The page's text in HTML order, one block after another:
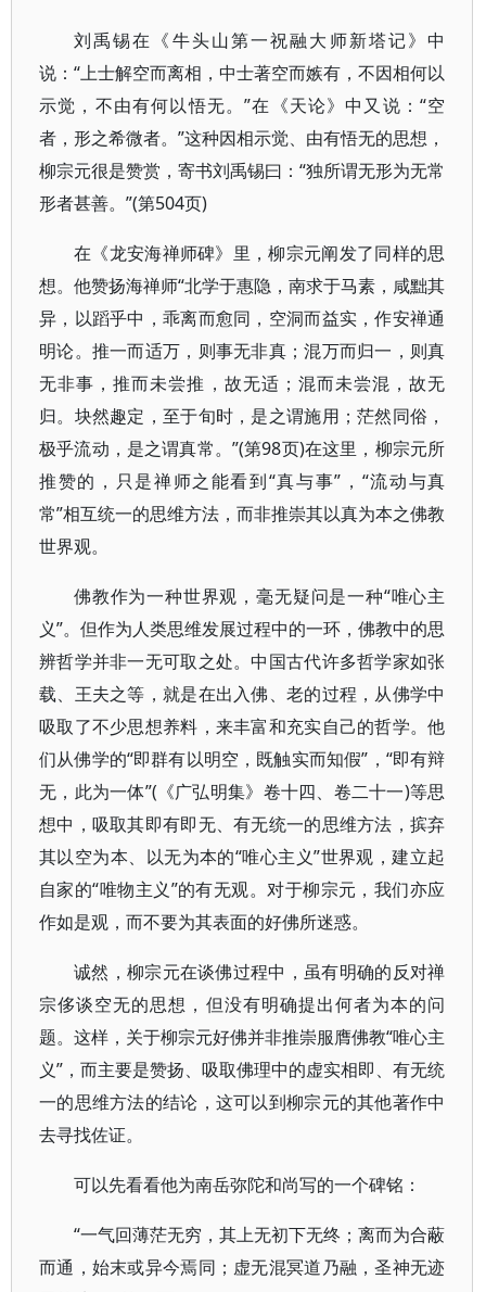
刘禹锡在《牛头山第一祝融大师新塔记》中
说：“上士解空而离相，中士著空而嫉有，不因相何以
示觉，不由有何以悟无。”在《天论》中又说：“空
者，形之希微者。”这种因相示觉、由有悟无的思想，
柳宗元很是赞赏，寄书刘禹锡曰：“独所谓无形为无常
形者甚善。”(第504页)
在《龙安海禅师碑》里，柳宗元阐发了同样的思
想。他赞扬海禅师“北学于惠隐，南求于马素，咸黜其
异，以蹈乎中，乖离而愈同，空洞而益实，作安禅通
明论。推一而适万，则事无非真；混万而归一，则真
无非事，推而未尝推，故无适；混而未尝混，故无
归。块然趣定，至于旬时，是之谓施用；茫然同俗，
极乎流动，是之谓真常。”(第98页)在这里，柳宗元所
推赞的，只是禅师之能看到“真与事”，“流动与真
常”相互统一的思维方法，而非推崇其以真为本之佛教
世界观。
佛教作为一种世界观，毫无疑问是一种“唯心主
义”。但作为人类思维发展过程中的一环，佛教中的思
辨哲学并非一无可取之处。中国古代许多哲学家如张
载、王夫之等，就是在出入佛、老的过程，从佛学中
吸取了不少思想养料，来丰富和充实自己的哲学。他
们从佛学的“即群有以明空，既触实而知假”，“即有辩
无，此为一体”(《广弘明集》卷十四、卷二十一)等思
想中，吸取其即有即无、有无统一的思维方法，摈弃
其以空为本、以无为本的“唯心主义”世界观，建立起
自家的“唯物主义”的有无观。对于柳宗元，我们亦应
作如是观，而不要为其表面的好佛所迷惑。
诚然，柳宗元在谈佛过程中，虽有明确的反对禅
宗侈谈空无的思想，但没有明确提出何者为本的问
题。这样，关于柳宗元好佛并非推崇服膺佛教“唯心主
义”，而主要是赞扬、吸取佛理中的虚实相即、有无统
一的思维方法的结论，这可以到柳宗元的其他著作中
去寻找佐证。
可以先看看他为南岳弥陀和尚写的一个碑铭：
“一气回薄茫无穷，其上无初下无终；离而为合蔽
而通，始末或异今焉同；虚无混冥道乃融，圣神无迹